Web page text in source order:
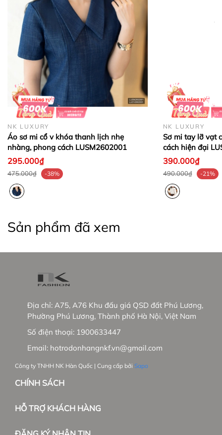
+ Đối với sản phẩm thanh lý trên 50% (hàng xả),
công ty không hỗ trợ đổi trả dưới mọi hình thức.
- Giao hàng trên toàn quốc, nhận hàng trả tiền
_____________________________________________
❤ NK LUXURY ❤
Thương hiệu thời trang cao cấp mới
- Sáng lập bởi Ông LEE YUN HYEONG đến từ Hàn
Quốc và Bà ĐỒNG THỊ DIỄM TRANG là người Việt
Nam
- Sau gần 10 năm hoạt động công ty đã có:
+ 15 showrooms trên toàn quốc
+ Hơn 30 đại lí phân phối độc quyền
- Tầm nhìn chiến lược trong tương lai:
Việt Nam và mở rộng thị trường Hàn Quốc.
#thoitrangnu #NKFashion #somicongso
NK LUXURY
Áo sơ mi cổ v khóa thanh lịch nhẹ
nhàng, phong cách LUSM2602001
295.000₫
475.000₫ -38%
NK LUXURY
Sơ mi tay lỡ vạt
cách hiện đại
390.000₫
490.000₫ -21%
Sản phẩm đã xem
Địa chỉ: A75, A76 Khu đấu giá QSD đất Phú Lương,
Phường Phú Lương, Thành phố Hà Nội, Việt Nam
Số điện thoại: 1900633447
Email: hotrodonhangnkf.vn@gmail.com
Công ty TNHH NK Hàn Quốc | Cung cấp bởi Sapo
CHÍNH SÁCH
HỖ TRỢ KHÁCH HÀNG